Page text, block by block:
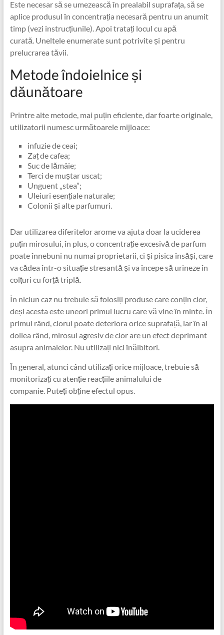
Este necesar să se umezească în prealabil suprafața, să se
aplice produsul în concentrația necesară pentru un anumit
timp (vezi instrucțiunile). Apoi tratați locul cu apă
curată. Uneltele enumerate sunt potrivite și pentru
prelucrarea tăvii.
Metode îndoielnice și
dăunătoare
Printre alte metode, mai puțin eficiente, dar foarte originale,
utilizatorii numesc următoarele mijloace:
infuzie de ceai;
Zaț de cafea;
Suc de lămâie;
Terci de muștar uscat;
Unguent „stea”;
Uleiuri esențiale naturale;
Colonii și alte parfumuri.
Dar utilizarea diferitelor arome va ajuta doar la uciderea
puțin mirosului, în plus, o concentrație excesivă de parfum
poate înnebuni nu numai proprietarii, ci și pisica însăși, care
va cădea într-o situație stresantă și va începe să urineze în
colțuri cu forță triplă.
În niciun caz nu trebuie să folosiți produse care conțin clor,
deși acesta este uneori primul lucru care vă vine în minte. În
primul rând, clorul poate deteriora orice suprafață, iar în al
doilea rând, mirosul agresiv de clor are un efect deprimant
asupra animalelor. Nu utilizați nici înălbitori.
În general, atunci când utilizați orice mijloace, trebuie să
monitorizați cu atenție reacțiile animalului de
companie. Puteți obține efectul opus.